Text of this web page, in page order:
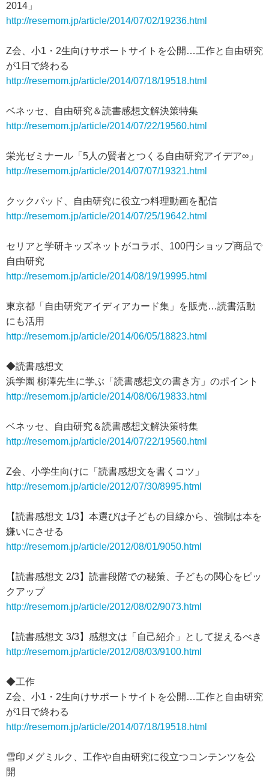
2014」
http://resemom.jp/article/2014/07/02/19236.html
Z会、小1・2生向けサポートサイトを公開…工作と自由研究
が1日で終わる
http://resemom.jp/article/2014/07/18/19518.html
ベネッセ、自由研究＆読書感想文解決策特集
http://resemom.jp/article/2014/07/22/19560.html
栄光ゼミナール「5人の賢者とつくる自由研究アイデア∞」
http://resemom.jp/article/2014/07/07/19321.html
クックパッド、自由研究に役立つ料理動画を配信
http://resemom.jp/article/2014/07/25/19642.html
セリアと学研キッズネットがコラボ、100円ショップ商品で
自由研究
http://resemom.jp/article/2014/08/19/19995.html
東京都「自由研究アイディアカード集」を販売…読書活動
にも活用
http://resemom.jp/article/2014/06/05/18823.html
◆読書感想文
浜学園 柳澤先生に学ぶ「読書感想文の書き方」のポイント
http://resemom.jp/article/2014/08/06/19833.html
ベネッセ、自由研究＆読書感想文解決策特集
http://resemom.jp/article/2014/07/22/19560.html
Z会、小学生向けに「読書感想文を書くコツ」
http://resemom.jp/article/2012/07/30/8995.html
【読書感想文 1/3】本選びは子どもの目線から、強制は本を
嫌いにさせる
http://resemom.jp/article/2012/08/01/9050.html
【読書感想文 2/3】読書段階での秘策、子どもの関心をピッ
クアップ
http://resemom.jp/article/2012/08/02/9073.html
【読書感想文 3/3】感想文は「自己紹介」として捉えるべき
http://resemom.jp/article/2012/08/03/9100.html
◆工作
Z会、小1・2生向けサポートサイトを公開…工作と自由研究
が1日で終わる
http://resemom.jp/article/2014/07/18/19518.html
雪印メグミルク、工作や自由研究に役立つコンテンツを公
開